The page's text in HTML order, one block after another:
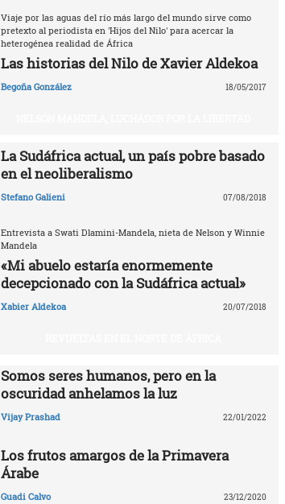
Viaje por las aguas del río más largo del mundo sirve como
pretexto al periodista en 'Hijos del Nilo' para acercar la
heterogénea realidad de África
Las historias del Nilo de Xavier Aldekoa
Begoña González 18/05/2017
La Sudáfrica actual, un país pobre basado
en el neoliberalismo
Stefano Galieni 07/08/2018
Entrevista a Swati Dlamini-Mandela, nieta de Nelson y Winnie
Mandela
«Mi abuelo estaría enormemente
decepcionado con la Sudáfrica actual»
Xabier Aldekoa 20/07/2018
Somos seres humanos, pero en la
oscuridad anhelamos la luz
Vijay Prashad 22/01/2022
Los frutos amargos de la Primavera
Árabe
Guadi Calvo 23/12/2020